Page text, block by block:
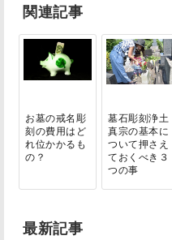
関連記事
お墓の戒名彫
刻の費用はど
れ位かかるも
の？
墓石彫刻浄土
真宗の基本に
ついて押さえ
ておくべき３
つの事
最新記事